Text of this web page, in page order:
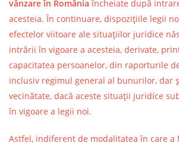
vânzare în România încheiate după
acesteia. În continuare, dispozițiile legii
efectelor viitoare ale situațiilor juridice
intrării în vigoare a acesteia, derivate,
capacitatea persoanelor, din raporturile
inclusiv regimul general al bunurilor, dar
vecinătate, dacă aceste situații juridice
în vigoare a legii noi.
Astfel, indiferent de modalitatea în care a